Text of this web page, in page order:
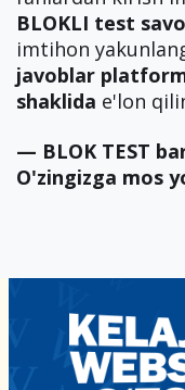
BLOKLI test
imtihon
javoblar
shaklida e'lon
— BLOK TEST
O'zingizga mos